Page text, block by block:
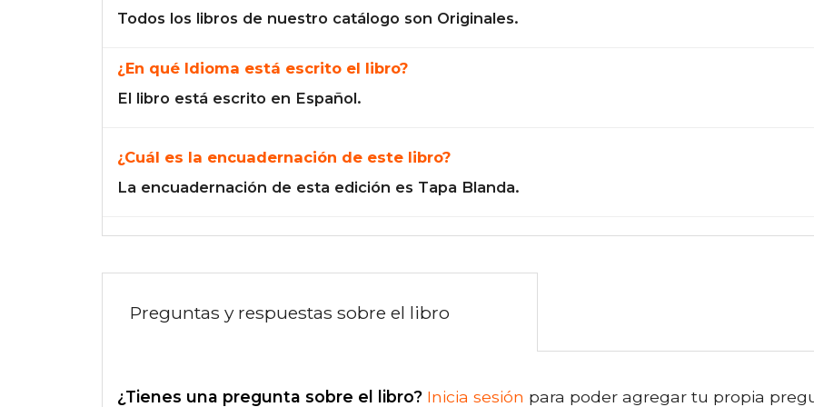
Todos los libros de nuestro catálogo son Originales.
¿En qué Idioma está escrito el libro?
El libro está escrito en Español.
¿Cuál es la encuadernación de este libro?
La encuadernación de esta edición es Tapa Blanda.
Preguntas y respuestas sobre el libro
¿Tienes una pregunta sobre el libro? Inicia sesión para poder agregar tu propia